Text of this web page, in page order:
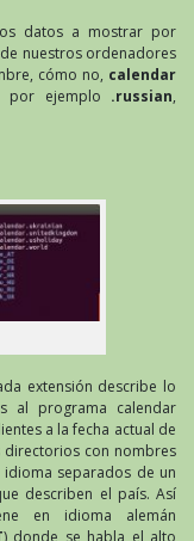
datos a mostrar por
nuestros ordenadores
cómo no, calendar
por ejemplo .russian,
extensión describe lo
al programa calendar
a la fecha actual de
directorios con nombres
separados de un
describen el país. Así
en idioma alemán